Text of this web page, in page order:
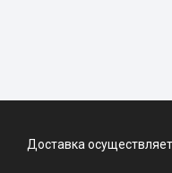
Доставка